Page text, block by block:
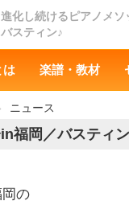
進化し続けるピアノメソ
バスティン♪
は 楽譜・教材
ニュース
福岡／バスティ
の